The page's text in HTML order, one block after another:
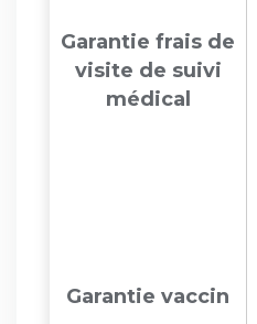
Garantie frais de
visite de suivi
médical
Garantie vaccin